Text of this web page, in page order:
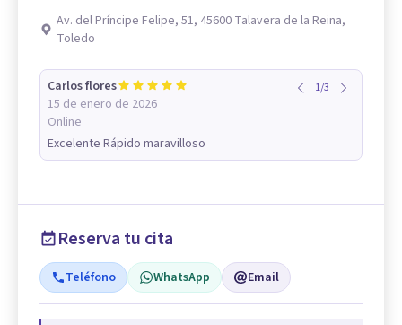
Av. del Príncipe Felipe, 51, 45600 Talavera de la Reina,
Toledo
Carlos flores
15 de enero de 2026
Online
1/3
Excelente Rápido maravilloso
Reserva tu cita
Teléfono WhatsApp Email